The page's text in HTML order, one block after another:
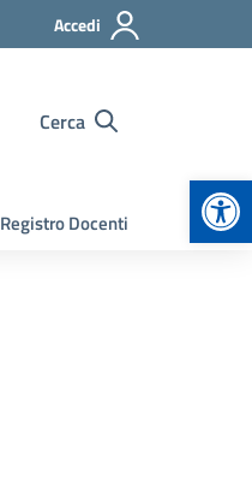
Accedi
Cerca
Registro Docenti